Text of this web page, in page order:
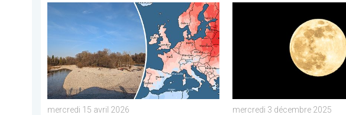
2e mois le plus chaud jamais enregistré. En Europe. . . mercredi 15 avril
mercredi 15 avril 2026
L’ultime Super Lune de
mercredi 3 décembre 2025